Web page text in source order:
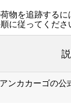
物を追跡する
に従ってくださ
ンカカーゴの公